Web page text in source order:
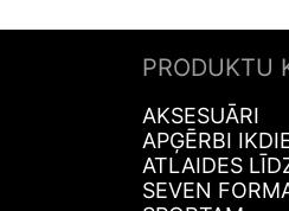
PRODUKTU
AKSESUĀRI
APĢĒRBI
ATLAIDES
SEVEN